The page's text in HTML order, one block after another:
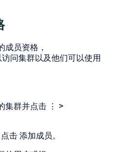
成员资格，
问集群以及他们可以使用
集群并点击 ⋮ >
击添加成员。